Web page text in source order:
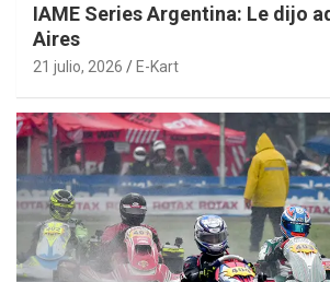
IAME Series Argentina: Le dijo
Aires
21 julio, 2026 E-Kart